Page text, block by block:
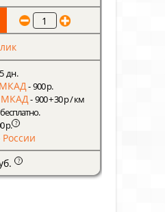
дн.
МКАД- 900 р.
МКАД- 900 + 30 р / км
р. ?
?